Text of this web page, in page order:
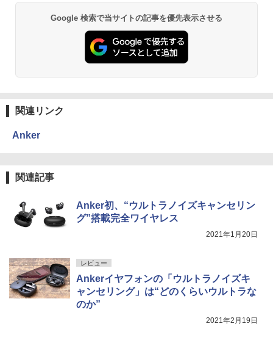
Google 検索で当サイトの記事を優先表示させる
関連リンク
Anker
関連記事
Anker初、“ウルトラノイズキャンセリン
グ”搭載完全ワイヤレス
2021年1月20日
レビュー
Ankerイヤフォンの「ウルトラノイズキ
ャンセリング」は“どのくらいウルトラな
のか”
2021年2月19日